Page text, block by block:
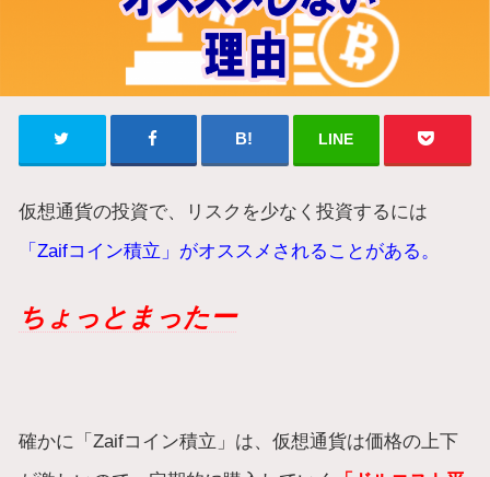
LINE
仮想通貨の投資で、リスクを少なく投資するには
「Zaifコイン積立」がオススメされることがある。
ちょっとまったー
確かに「Zaifコイン積立」は、仮想通貨は価格の上下